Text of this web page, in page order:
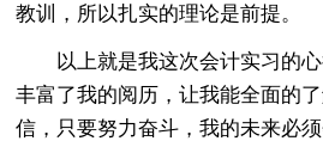
教训，所以扎实的理论是前提。
以上就是我这次会计实习的心
丰富了我的阅历，让我能全面的
信，只要努力奋斗，我的未来必须